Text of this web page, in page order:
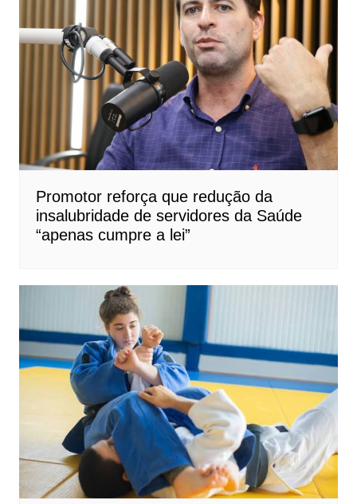
Promotor reforça que redução da
insalubridade de servidores da Saúde
“apenas cumpre a lei”